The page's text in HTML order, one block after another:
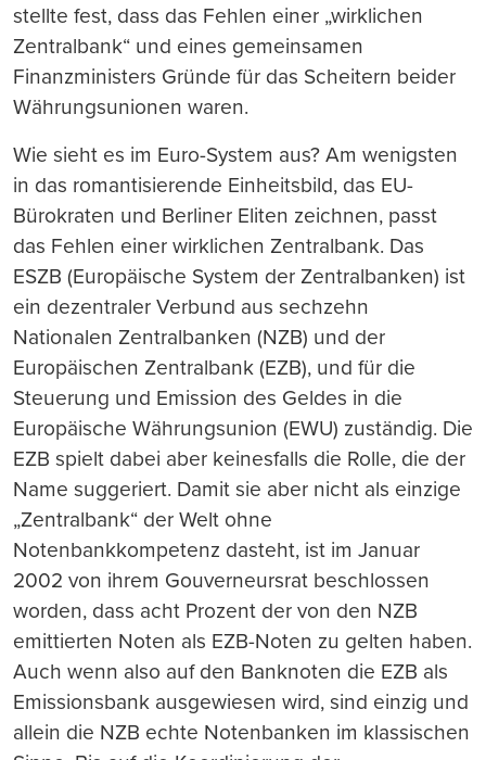
stellte fest, dass das Fehlen einer „wirklichen
Zentralbank“ und eines gemeinsamen
Finanzministers Gründe für das Scheitern beider
Währungsunionen waren.
Wie sieht es im Euro-System aus? Am wenigsten
in das romantisierende Einheitsbild, das EU-
Bürokraten und Berliner Eliten zeichnen, passt
das Fehlen einer wirklichen Zentralbank. Das
ESZB (Europäische System der Zentralbanken) ist
ein dezentraler Verbund aus sechzehn
Nationalen Zentralbanken (NZB) und der
Europäischen Zentralbank (EZB), und für die
Steuerung und Emission des Geldes in die
Europäische Währungsunion (EWU) zuständig. Die
EZB spielt dabei aber keinesfalls die Rolle, die der
Name suggeriert. Damit sie aber nicht als einzige
„Zentralbank“ der Welt ohne
Notenbankkompetenz dasteht, ist im Januar
2002 von ihrem Gouverneursrat beschlossen
worden, dass acht Prozent der von den NZB
emittierten Noten als EZB-Noten zu gelten haben.
Auch wenn also auf den Banknoten die EZB als
Emissionsbank ausgewiesen wird, sind einzig und
allein die NZB echte Notenbanken im klassischen